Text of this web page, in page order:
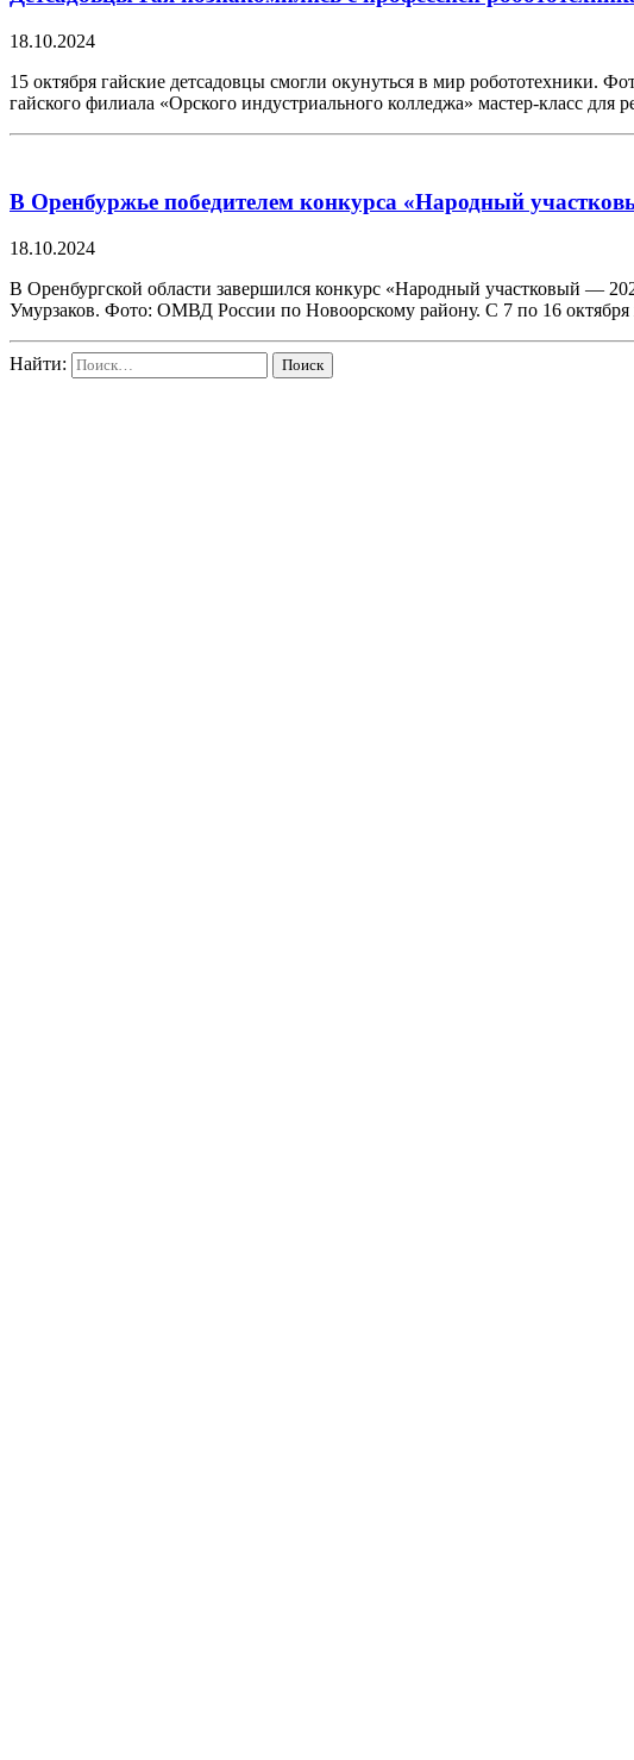
18.10.2024
15 октября гайские детсадовцы смогли окунуться в мир робототехники.
гайского филиала «Орского индустриального колледжа» мастер-класс
В Оренбуржье победителем конкурса «Народный
18.10.2024
В Оренбургской области завершился конкурс «Народный участковый —
Умурзаков. Фото: ОМВД России по Новоорскому району. С 7 по 16
Найти: